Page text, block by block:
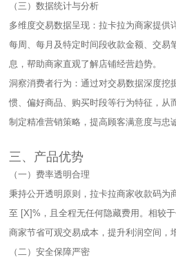
（三）数据统计与分析​
多维度交易数据呈现：拉卡拉为商家提供
每周、每月及特定时间段收款金额、交易
息，帮助商家直观了解店铺经营趋势。​
洞察消费者行为：通过对交易数据深度挖
惯、偏好商品、购买时段等行为特征，从
制定精准营销策略，提高顾客满意度与忠
三、产品优势​
（一）费率透明合理​
秉持公开透明原则，拉卡拉商家收款码为
至 [X]%，且全程无任何隐藏费用。相较
商家节省可观交易成本，提升利润空间，
（二）安全保障严密​